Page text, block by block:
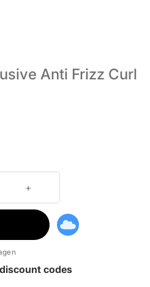
Anti Frizz Curl
codes